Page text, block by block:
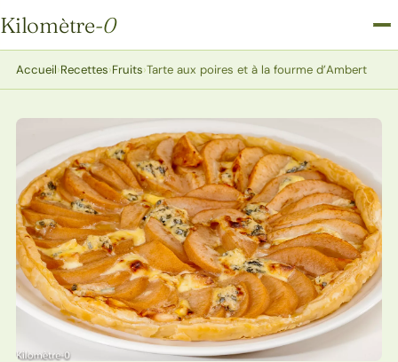
Kilomètre-0
Kilomètre-0
Accueil›Recettes›Fruits›Tarte aux poires et à la fourme d’Ambert